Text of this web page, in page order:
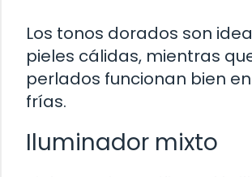
Los tonos dorados son
pieles cálidas, mientras
perlados funcionan bien
frías.
Iluminador mixto